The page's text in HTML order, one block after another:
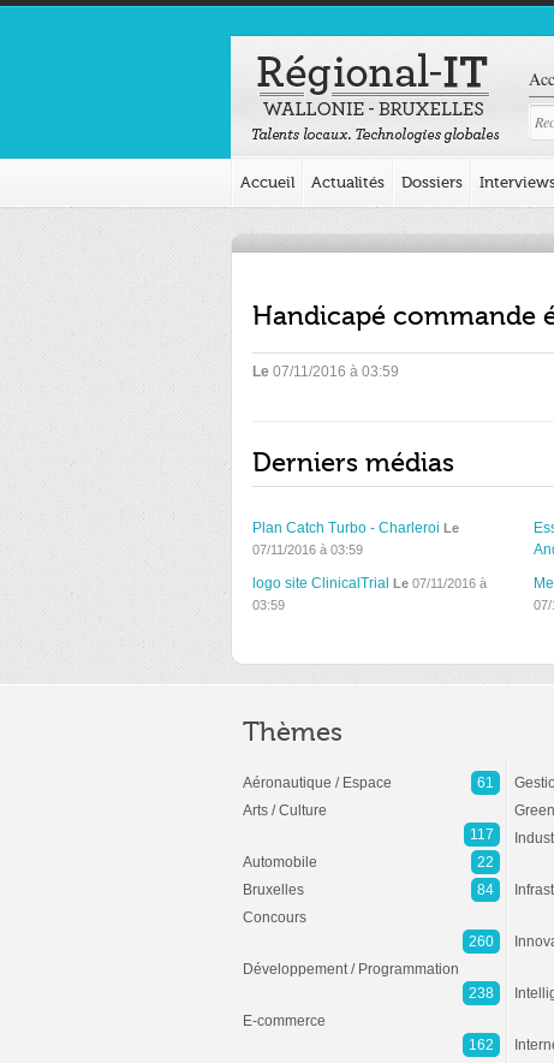
Accueil Actualités Dossiers
Handicapé commande
Le 07/11/2016 à 03:59
Derniers médias
Plan Catch Turbo - Charleroi Le
07/11/2016 à 03:59
logo site ClinicalTrial Le 07/11/2016 à
03:59
07/
Thèmes
Aéronautique / Espace
61
Arts / Culture
117
Automobile
22
Bruxelles
84
Concours
260
Développement / Programmation
238
E-commerce
162